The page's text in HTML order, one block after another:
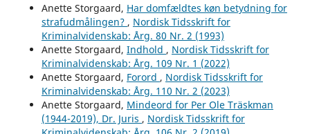
Anette Storgaard, Har domfældtes køn betydning for
strafudmålingen? , Nordisk Tidsskrift for
Kriminalvidenskab: Årg. 80 Nr. 2 (1993)
Anette Storgaard, Indhold , Nordisk Tidsskrift for
Kriminalvidenskab: Årg. 109 Nr. 1 (2022)
Anette Storgaard, Forord , Nordisk Tidsskrift for
Kriminalvidenskab: Årg. 110 Nr. 2 (2023)
Anette Storgaard, Mindeord for Per Ole Träskman
(1944-2019), Dr. Juris , Nordisk Tidsskrift for